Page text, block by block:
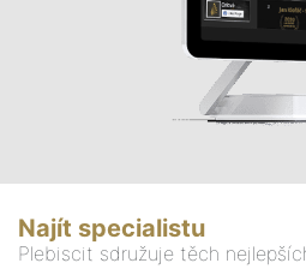
Najít specialistu
Plebiscit sdružuje těch